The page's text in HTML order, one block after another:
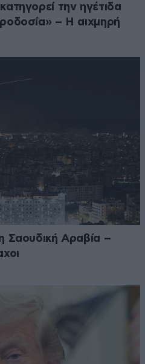
την ηγέτιδα
– Η αιχμηρή
Σαουδική Αραβία –